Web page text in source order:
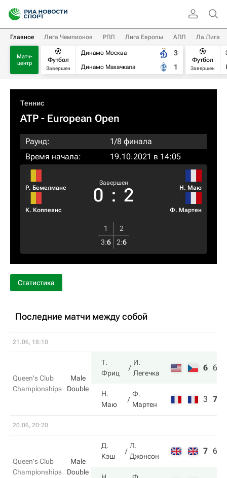
Главное Лига Чемпионов РПЛ Лига Европы АПЛ Ла Лига
Матч-
центр
Футбол
Завершен
Динамо Москва
Динамо Махачкала
3
1
Футбол
Завершен
Теннис
ATP - European Open
Раунд:
1/8 финала
Время начала:
19.10.2021 в 14:05
Р. Бемелманс
К. Коппеянс
Завершен
0 : 2 Н. Маю
Ф. Мартен
1
2
3:6 2:6
Статистика
Последние матчи между собой
21.06, 18:10
Queen's Club
Championships
Male
Double
Т.
Фриц
И.
Легечка
6 6
Н.
Маю
Ф.
Мартен
3 7
20.06, 20:20
Queen's Club
Championships
Male
Double
Д.
Кэш
Л.
Джонсон
7 6